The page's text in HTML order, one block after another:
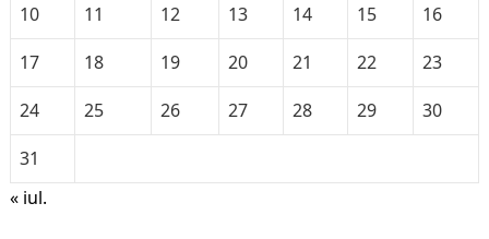
10
11 12 13 14 15
16
17
18 19 20 21 22
23
24
25 26 27 28 29
30
31
« iul.